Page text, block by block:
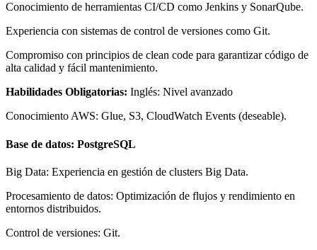
Conocimiento de herramientas CI/CD como Jenkins y SonarQube.
Experiencia con sistemas de control de versiones como Git.
Compromiso con principios de clean code para garantizar código de
alta calidad y fácil mantenimiento.
Habilidades Obligatorias: Inglés: Nivel avanzado
Conocimiento AWS: Glue, S3, CloudWatch Events (deseable).
Base de datos: PostgreSQL
Big Data: Experiencia en gestión de clusters Big Data.
Procesamiento de datos: Optimización de flujos y rendimiento en
entornos distribuidos.
Control de versiones: Git.